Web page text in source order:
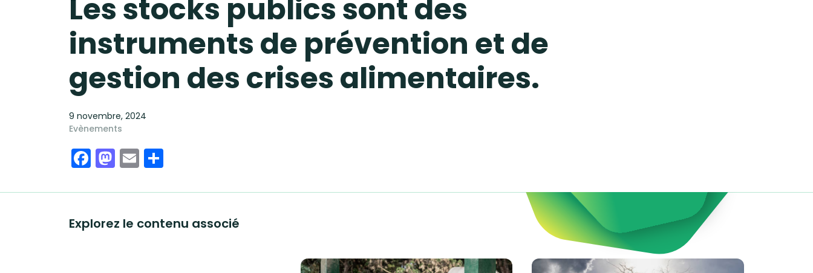
Les stocks publics sont des
instruments de prévention et de
gestion des crises alimentaires.
9 novembre, 2024
Evènements
Facebook
Mastodon
Email
Explorez le contenu associé